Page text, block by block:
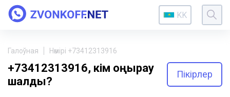
KK
Галоўная Нөмірі +73412313916
+73412313916, кім қоңырау
шалды?
Пікірлер